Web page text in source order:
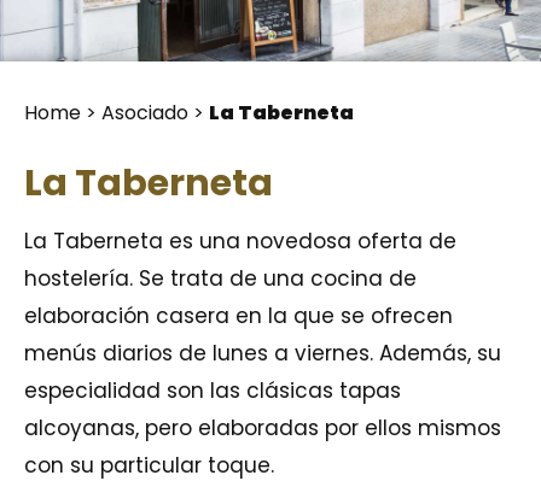
Home > Asociado > La Taberneta
La Taberneta
La Taberneta es una novedosa oferta de
hostelería. Se trata de una cocina de
elaboración casera en la que se ofrecen
menús diarios de lunes a viernes. Además, su
especialidad son las clásicas tapas
alcoyanas, pero elaboradas por ellos mismos
con su particular toque.